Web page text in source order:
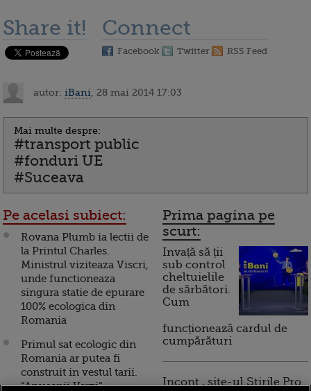
Share it! Connect
Facebook Twitter RSS Feed
autor: iBani , 28 mai 2014 17:03
Mai multe despre:
#transport public
#fonduri UE
#Suceava
Pe acelasi subiect:
Rovana Plumb ia lectii de
la Printul Charles.
Ministrul viziteaza Viscri,
unde functioneaza
singura statie de epurare
100% ecologica din
Romania
Primul sat ecologic din
Romania ar putea fi
construit in vestul tarii.
“Apusenii Verzi“,
Prima pagina pe
scurt:
Invață să ții
sub control
cheltuielile
de sărbători.
Cum
funcționează cardul de
cumpărături
Incont , site-ul Știrile Pro